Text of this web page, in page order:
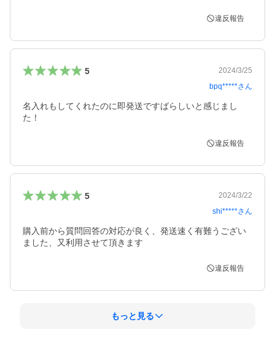
違反報告
5
2024/3/25
bpq*****さん
名入れもしてくれたのに即発送ですばらしいと感じまし
た！
違反報告
5
2024/3/22
shi*****さん
購入前から質問回答の対応が良く、発送速く有難うござい
ました、又利用させて頂きます
違反報告
もっと見る